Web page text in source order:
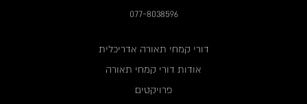
077-8038596
דורי קמחי תאורה אדריכלית
אודות דורי קמחי תאורה
פרויקטים